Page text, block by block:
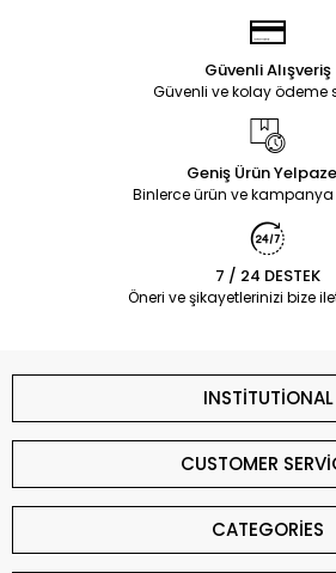
Güvenli Alışveriş
Güvenli ve kolay ödeme
Geniş Ürün
Binlerce ürün ve
7 / 24 DESTEK
Öneri ve şikayetlerinizi bize
INSTİTUTİONAL
CUSTOMER
CATEGORİES